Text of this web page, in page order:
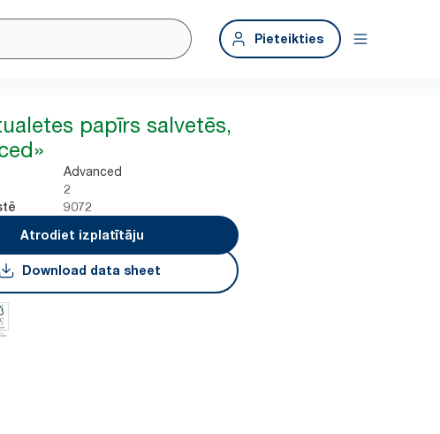
Pieteikties
papīrs salvetēs,
Advanced
2
9072
Atrodiet izplatītāju
Download data sheet